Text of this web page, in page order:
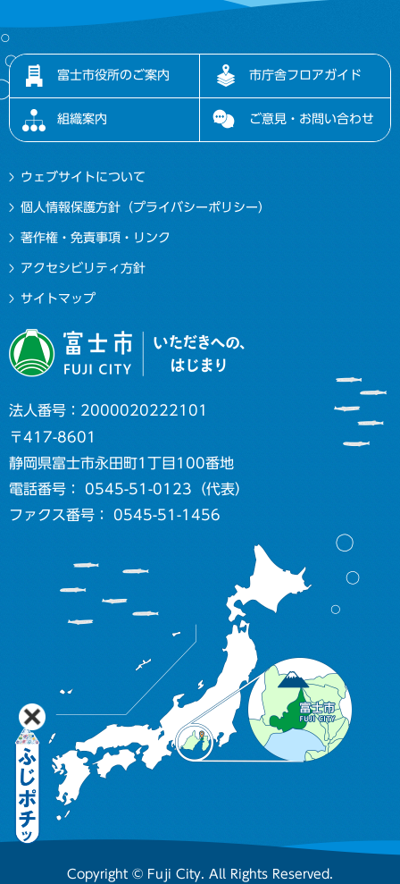
富士市役所のご案内 市庁舎フロアガイド
組織案内 ご意見・お問い合わせ
ウェブサイトについて
個人情報保護方針（プライバシーポリシー）
著作権・免責事項・リンク
アクセシビリティ方針
サイトマップ
法人番号：2000020222101
〒417-8601
静岡県富士市永田町1丁目100番地
電話番号： 0545-51-0123（代表）
ファクス番号： 0545-51-1456
Copyright © Fuji City. All Rights Reserved.